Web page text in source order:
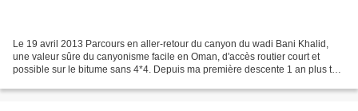
Le 19 avril 2013 Parcours en aller-retour du canyon du wadi Bani Khalid,
une valeur sûre du canyonisme facile en Oman, d'accès routier court et
possible sur le bitume sans 4*4. Depuis ma première descente 1 an plus tôt